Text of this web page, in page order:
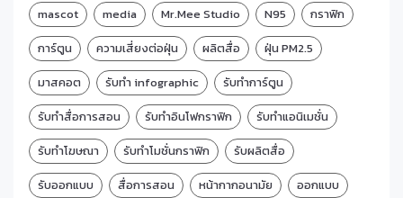
mascot
media Mr.Mee Studio N95
กราฟิก
การ์ตูน
ความเสี่ยงต่อฝุ่น ผลิตสื่อ
ฝุ่น PM2.5
มาสคอต
รับทำ infographic
รับทำการ์ตูน
รับทำสื่อการสอน
รับทำอินโฟกราฟิก
รับทำแอนิเมชั่น
รับทำโฆษณา
รับทำโมชั่นกราฟิก
รับผลิตสื่อ
รับออกแบบ
สื่อการสอน หน้ากากอนามัย
ออกแบบ